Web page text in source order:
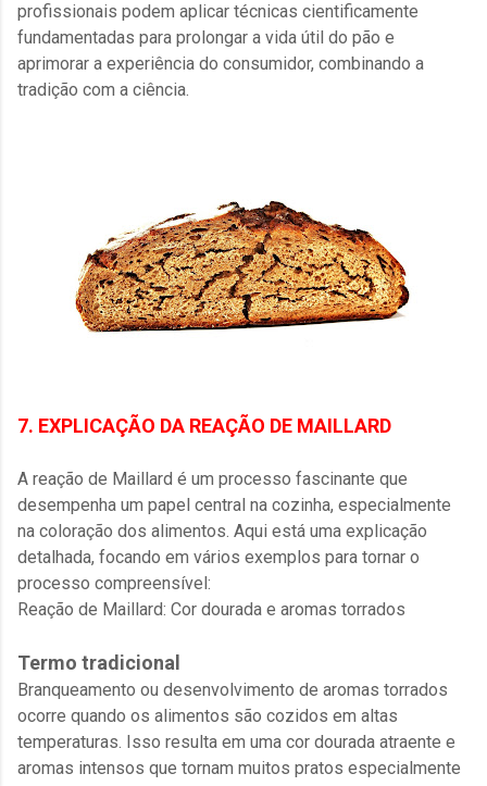
profissionais podem aplicar técnicas cientificamente
fundamentadas para prolongar a vida útil do pão e
aprimorar a experiência do consumidor, combinando a
tradição com a ciência.
7. EXPLICAÇÃO DA REAÇÃO DE MAILLARD
A reação de Maillard é um processo fascinante que
desempenha um papel central na cozinha, especialmente
na coloração dos alimentos. Aqui está uma explicação
detalhada, focando em vários exemplos para tornar o
processo compreensível:
Reação de Maillard: Cor dourada e aromas torrados
Termo tradicional
Branqueamento ou desenvolvimento de aromas torrados
ocorre quando os alimentos são cozidos em altas
temperaturas. Isso resulta em uma cor dourada atraente e
aromas intensos que tornam muitos pratos especialmente